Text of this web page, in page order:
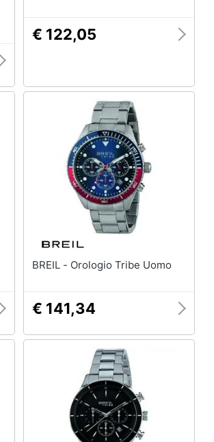
€ 122,05
BREIL - Orologio Tribe Uomo
€ 141,34